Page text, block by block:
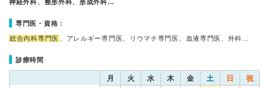
神経外科、整形外科、形成外科…
専門医・資格：
総合内科専門医 、アレルギー専門医、リウマチ専門医、血液専門医、外科…
診療時間
月 火 水 木 金 土 日 祝